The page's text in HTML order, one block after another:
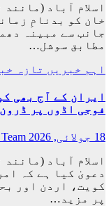
اسلام آباد
خان کو بدنامِ
جانب سے مبینہ
مطابق سوشل…
اہم خبریں تازہ
ایران کے آج بھی
فوجی اڈوں پر
18 جولائی, 2026
اسلام آباد
دعویٰ کیا ہے کہ
کویت، اردن اور
پر مزید…